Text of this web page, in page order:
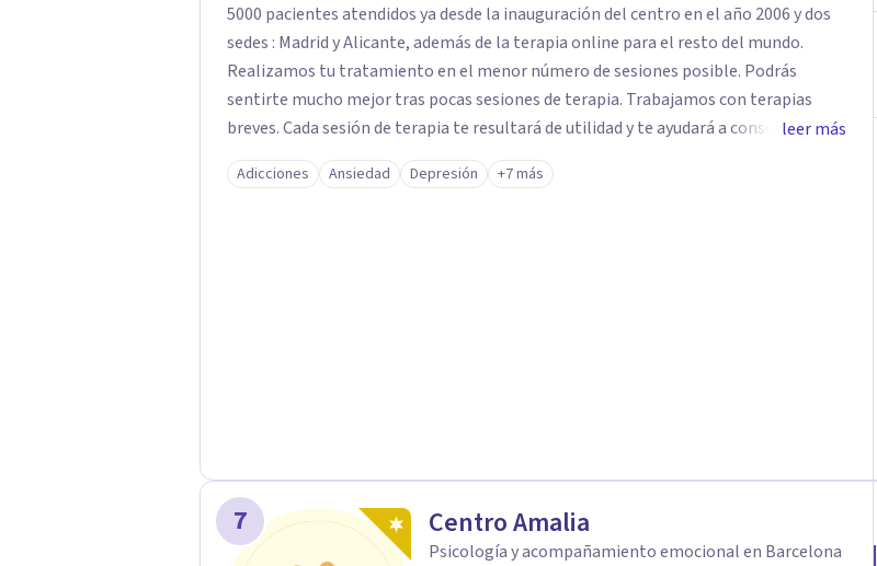
5000 pacientes atendidos ya desde la inauguración del centro en el año 2006 y dos
sedes : Madrid y Alicante, además de la terapia online para el resto del mundo.
Realizamos tu tratamiento en el menor número de sesiones posible. Podrás
sentirte mucho mejor tras pocas sesiones de terapia. Trabajamos con terapias
breves. Cada sesión de terapia te resultará de utilidad y te ayudará a conseguir tus
objetivos. Entre nuestras especialidades destaca la terapia de pareja y sexual, así
como el tratamiento de problemas emocionales, obsesiones, ansiedad , estrés,
leer más
Adicciones Ansiedad Depresión +7 más
7 Centro Amalia
Psicología y acompañamiento emocional en Barcelona